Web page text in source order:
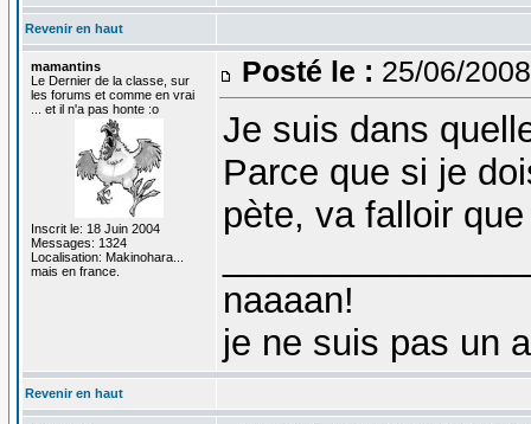
Revenir en haut
mamantins
Le Dernier de la classe, sur
les forums et comme en vrai
... et il n'a pas honte :o
Inscrit le: 18 Juin 2004
Messages: 1324
Localisation: Makinohara...
mais en france.
Posté le : 25/06/
Je suis dans
Parce que si je
pète, va falloir
naaaan!
je ne suis pas un
Revenir en haut